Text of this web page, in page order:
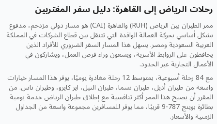
رحلات الرياض إلى القاهرة: دليل سفر المغتربين
ممر الطيران بين الرياض (RUH) والقاهرة (CAI) هو مسار دولي مزدحم، مدفوع
بشكل أساسي بحركة العمالة الوافدة التي تتنقل بين قطاع الشركات في المملكة
العربية السعودية ومصر. يسهل هذا المسار السفر الضروري للأفراد الذين
يحافظون على الروابط الأسرية، ويسعون وراء فرص العمل، ويشاركون في
الأعمال التجارية عبر الحدود.
مع 84 رحلة أسبوعية، بمتوسط 12 رحلة مغادرة يوميًا، يوفر هذا المسار خيارات
واسعة من طيران أديل، طيران نسما، طيران النيل، اير كايرو، وطيران ناس. من
المقرر أن يصبح هذا الممر أكثر تنافسية مع إطلاق طيران الرياض خدمة يومية
بطائرة بوينج 787-9 قريبًا، مما يوفر للمسافرين مجموعة واسعة من الجداول
الزمنية والأسعار.